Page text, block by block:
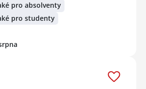
pro absolventy
pro studenty